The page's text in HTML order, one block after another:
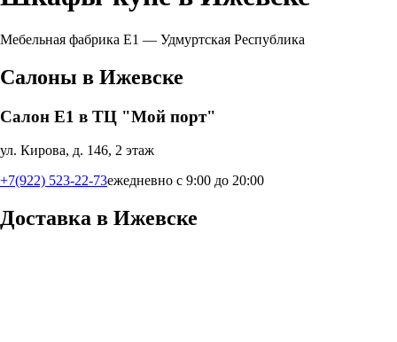
Мебельная фабрика Е1 — Удмуртская Республика
Салоны в Ижевске
Салон Е1 в ТЦ "Мой порт"
ул. Кирова, д. 146, 2 этаж
+7(922) 523-22-73ежедневно с 9:00 до 20:00
Доставка в Ижевске